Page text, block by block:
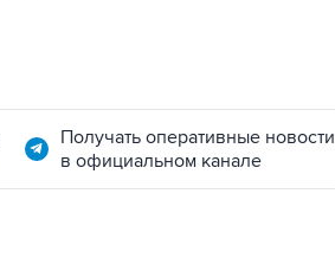
Получать оперативные новости
в официальном канале